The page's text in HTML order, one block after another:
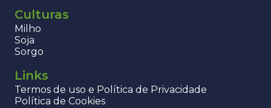
Culturas
Milho
Soja
Sorgo
Links
Termos de uso e Política de Privacidade
Política de Cookies